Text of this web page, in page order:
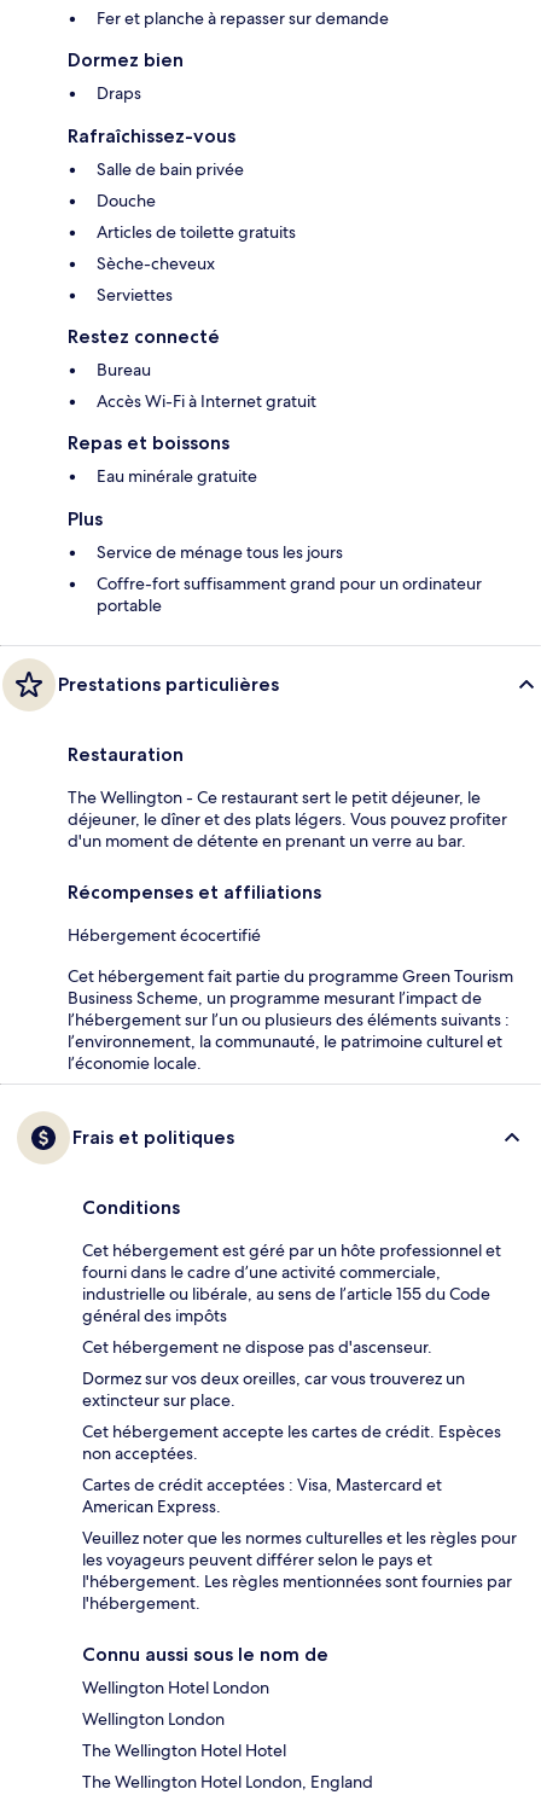
Fer et planche à repasser sur demande
Dormez bien
Draps
Rafraîchissez-vous
Salle de bain privée
Douche
Articles de toilette gratuits
Sèche-cheveux
Serviettes
Restez connecté
Bureau
Accès Wi-Fi à Internet gratuit
Repas et boissons
Eau minérale gratuite
Plus
Service de ménage tous les jours
Coffre-fort suffisamment grand pour un ordinateur
portable
Prestations particulières
Restauration
The Wellington - Ce restaurant sert le petit déjeuner, le
déjeuner, le dîner et des plats légers. Vous pouvez profiter
d'un moment de détente en prenant un verre au bar.
Récompenses et affiliations
Hébergement écocertifié
Cet hébergement fait partie du programme Green Tourism
Business Scheme, un programme mesurant l’impact de
l’hébergement sur l’un ou plusieurs des éléments suivants :
l’environnement, la communauté, le patrimoine culturel et
l’économie locale.
Frais et politiques
Conditions
Cet hébergement est géré par un hôte professionnel et
fourni dans le cadre d’une activité commerciale,
industrielle ou libérale, au sens de l’article 155 du Code
général des impôts
Cet hébergement ne dispose pas d'ascenseur.
Dormez sur vos deux oreilles, car vous trouverez un
extincteur sur place.
Cet hébergement accepte les cartes de crédit. Espèces
non acceptées.
Cartes de crédit acceptées : Visa, Mastercard et
American Express.
Veuillez noter que les normes culturelles et les règles pour
les voyageurs peuvent différer selon le pays et
l'hébergement. Les règles mentionnées sont fournies par
l'hébergement.
Connu aussi sous le nom de
Wellington Hotel London
Wellington London
The Wellington Hotel Hotel
The Wellington Hotel London, England